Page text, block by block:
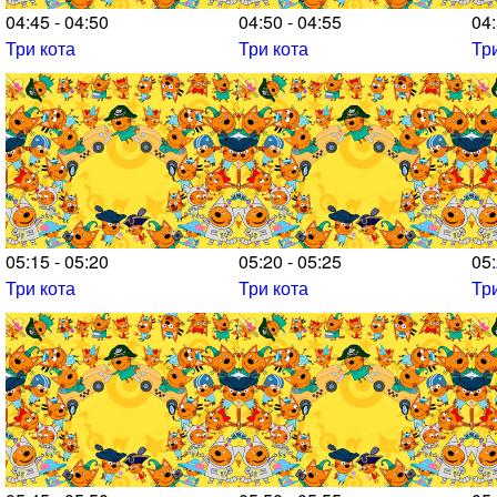
04:45 - 04:50
Три кота
04:50 - 04:55
Три кота
05:15 - 05:20
Три кота
05:20 - 05:25
Три кота